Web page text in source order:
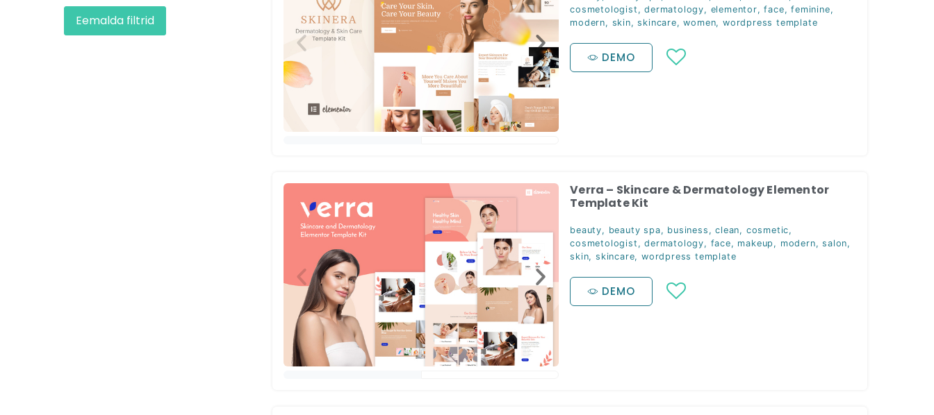
cosmetologist ,dermatology, elementor,face,feminine,
modern, skin,skincare,women,wordpress template
DEMO
Verra – Skincare & Dermatology Elementor
Template Kit
beauty, beauty spa, business ,clean, cosmetic,
cosmetologist ,dermatology, face, makeup , modern,salon,
skin, skincare,wordpress template
DEMO